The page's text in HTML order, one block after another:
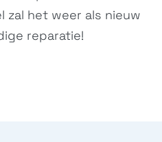
zal het weer als nieuw
reparatie!